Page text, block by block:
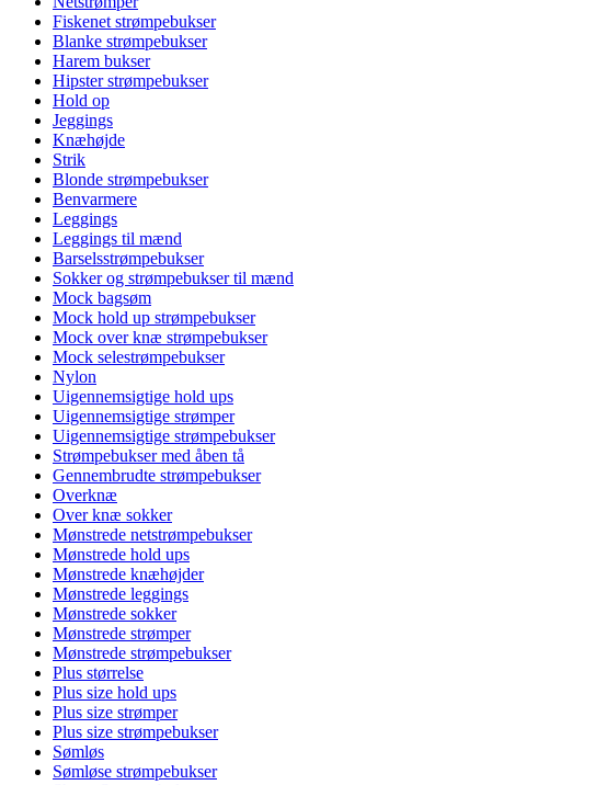
Fiskenet strømpebukser
Blanke strømpebukser
Harem bukser
Hipster strømpebukser
Hold op
Jeggings
Knæhøjde
Strik
Blonde strømpebukser
Benvarmere
Leggings
Leggings til mænd
Barselsstrømpebukser
Sokker og strømpebukser til mænd
Mock bagsøm
Mock hold up strømpebukser
Mock over knæ strømpebukser
Mock selestrømpebukser
Nylon
Uigennemsigtige hold ups
Uigennemsigtige strømper
Uigennemsigtige strømpebukser
Strømpebukser med åben tå
Gennembrudte strømpebukser
Overknæ
Over knæ sokker
Mønstrede netstrømpebukser
Mønstrede hold ups
Mønstrede knæhøjder
Mønstrede leggings
Mønstrede sokker
Mønstrede strømper
Mønstrede strømpebukser
Plus størrelse
Plus size hold ups
Plus size strømper
Plus size strømpebukser
Sømløs
Sømløse strømpebukser